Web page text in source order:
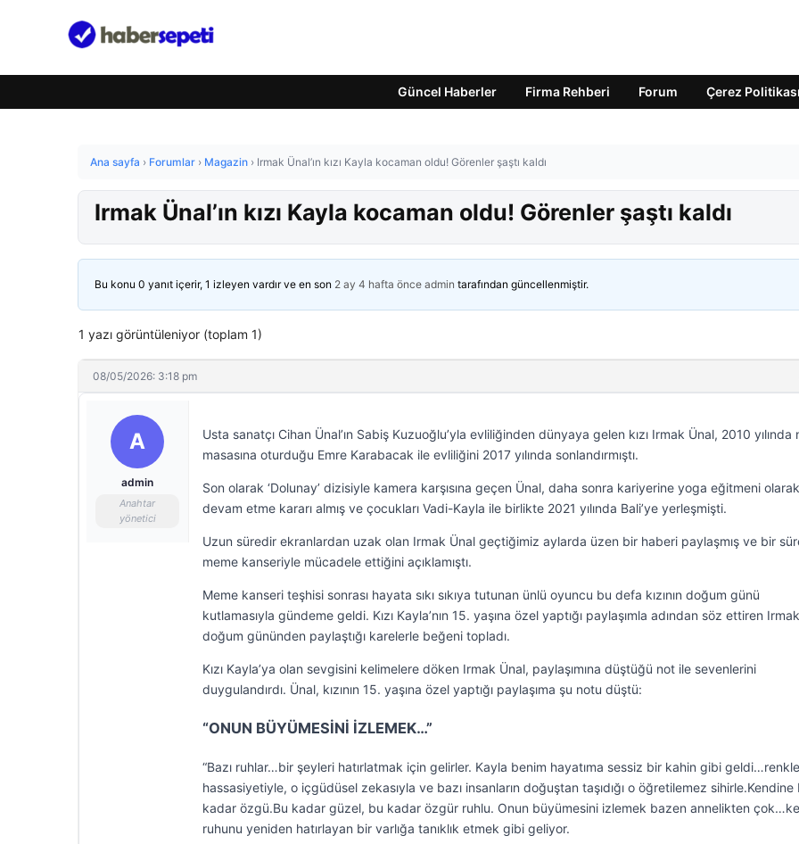
Güncel Haberler Firma Rehberi Forum Çerez Politikası
Ana sayfa › Forumlar › Magazin › Irmak Ünal’ın kızı Kayla kocaman oldu! Görenler şaştı kaldı
Irmak Ünal’ın kızı Kayla kocaman oldu! Görenler şaştı kaldı
Bu konu 0 yanıt içerir, 1 izleyen vardır ve en son 2 ay 4 hafta önce admin tarafından güncellenmiştir.
1 yazı görüntüleniyor (toplam 1)
08/05/2026: 3:18 pm
A
admin
Anahtar
yönetici
Usta sanatçı Cihan Ünal’ın Sabiş Kuzuoğlu’yla evliliğinden dünyaya gelen kızı Irmak Ünal, 2010 yılında
masasına oturduğu Emre Karabacak ile evliliğini 2017 yılında sonlandırmıştı.
Son olarak ‘Dolunay’ dizisiyle kamera karşısına geçen Ünal, daha sonra kariyerine yoga eğitmeni olarak
devam etme kararı almış ve çocukları Vadi-Kayla ile birlikte 2021 yılında Bali’ye yerleşmişti.
Uzun süredir ekranlardan uzak olan Irmak Ünal geçtiğimiz aylarda üzen bir haberi paylaşmış ve bir
meme kanseriyle mücadele ettiğini açıklamıştı.
Meme kanseri teşhisi sonrası hayata sıkı sıkıya tutunan ünlü oyuncu bu defa kızının doğum günü
kutlamasıyla gündeme geldi. Kızı Kayla’nın 15. yaşına özel yaptığı paylaşımla adından söz ettiren
doğum gününden paylaştığı karelerle beğeni topladı.
Kızı Kayla’ya olan sevgisini kelimelere döken Irmak Ünal, paylaşımına düştüğü not ile sevenlerini
duygulandırdı. Ünal, kızının 15. yaşına özel yaptığı paylaşıma şu notu düştü:
“ONUN BÜYÜMESİNİ İZLEMEK…”
“Bazı ruhlar…bir şeyleri hatırlatmak için gelirler. Kayla benim hayatıma sessiz bir kahin gibi
hassasiyetiyle, o içgüdüsel zekasıyla ve bazı insanların doğuştan taşıdığı o öğretilemez sihirle.Kendine
kadar özgü.Bu kadar güzel, bu kadar özgür ruhlu. Onun büyümesini izlemek bazen annelikten
ruhunu yeniden hatırlayan bir varlığa tanıklık etmek gibi geliyor.